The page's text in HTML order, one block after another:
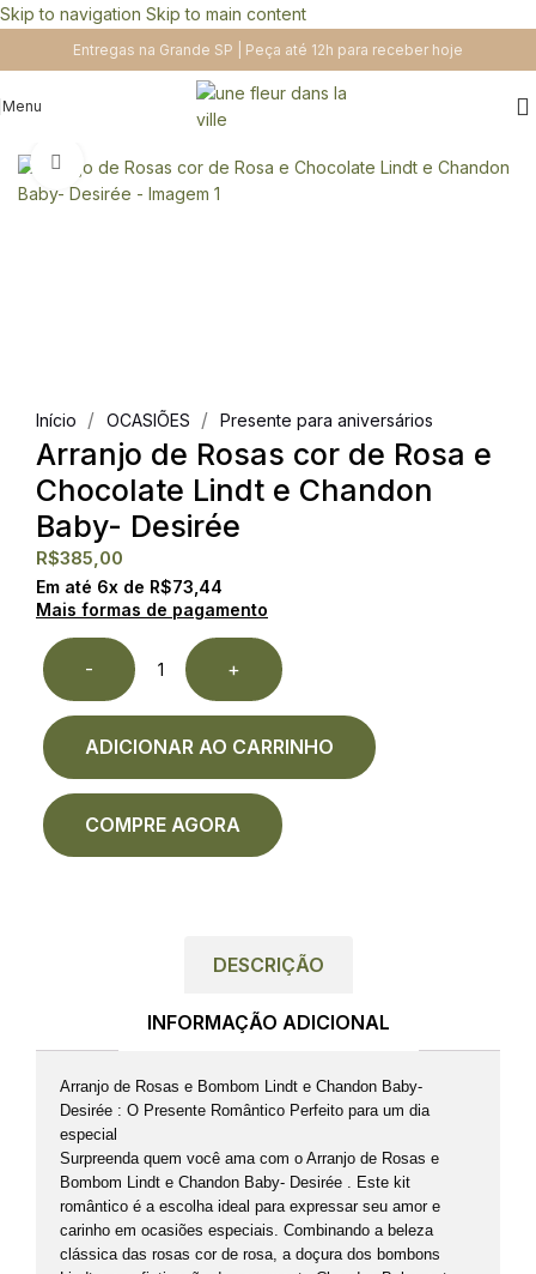
Skip to navigation Skip to main content
Entregas na Grande SP | Peça até 12h para receber hoje
Menu
Clique para ampliar
Início / OCASIÕES / Presente para aniversários
Arranjo de Rosas cor de Rosa e
Chocolate Lindt e Chandon
Baby- Desirée
R$385,00
Em até 6x de R$73,44
Mais formas de pagamento
- +
ADICIONAR AO CARRINHO
COMPRE AGORA
DESCRIÇÃO
INFORMAÇÃO ADICIONAL
Arranjo de Rosas e Bombom Lindt e Chandon Baby-
Desirée : O Presente Romântico Perfeito para um dia
especial
Surpreenda quem você ama com o Arranjo de Rosas e
Bombom Lindt e Chandon Baby- Desirée . Este kit
romântico é a escolha ideal para expressar seu amor e
carinho em ocasiões especiais. Combinando a beleza
clássica das rosas cor de rosa, a doçura dos bombons